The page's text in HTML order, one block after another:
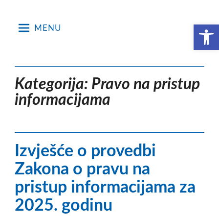
Open toolbar
MENU
Kategorija: Pravo na pristup
informacijama
Izvješće o provedbi
Zakona o pravu na
pristup informacijama za
2025. godinu